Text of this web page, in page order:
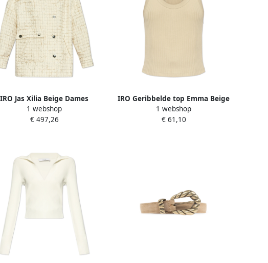
IRO Jas Xilia Beige Dames
1 webshop
€ 497,26
IRO Geribbelde top Emma Beige
Dames
1 webshop
€ 61,10